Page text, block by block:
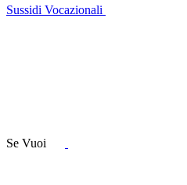
Sussidi Vocazionali
Se Vuoi